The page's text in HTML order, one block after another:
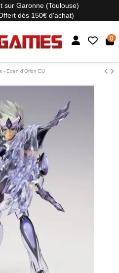
sur Garonne (Toulouse)
dès 150€ d'achat)
0
- Eden d'Orion EU